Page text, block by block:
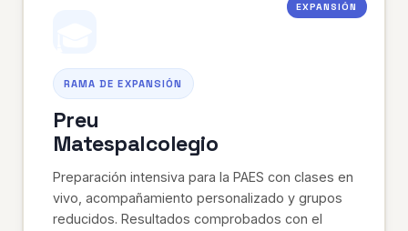
EXPANSIÓN
RAMA DE EXPANSIÓN
Preu
Matespalcolegio
Preparación intensiva para la PAES con clases en
vivo, acompañamiento personalizado y grupos
reducidos. Resultados comprobados con el